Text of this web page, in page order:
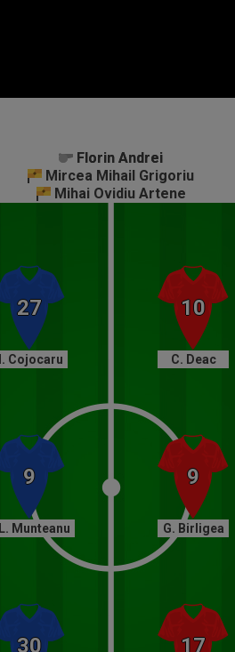
Florin Andrei
Florin Andrei
Mircea Mihail Grigoriu
Mihai Ovidiu Artene
L. Munteanu
I. Cojocaru C. Deac
G. Birligea